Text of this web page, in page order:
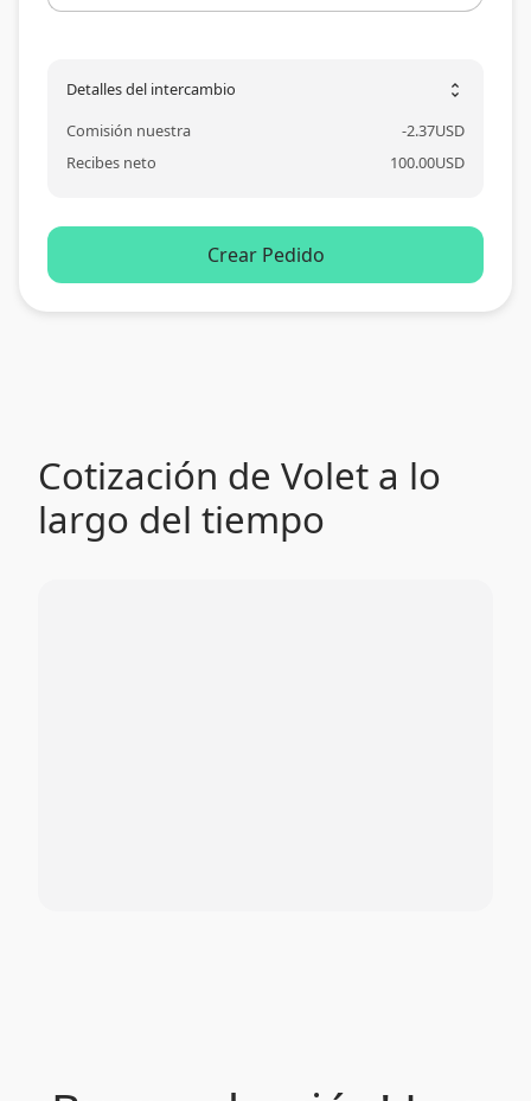
Detalles del intercambio unfold_more
Comisión nuestra -2.37USD
Recibes neto
100.00USD
Crear Pedido
Cotización de Volet a lo
largo del tiempo